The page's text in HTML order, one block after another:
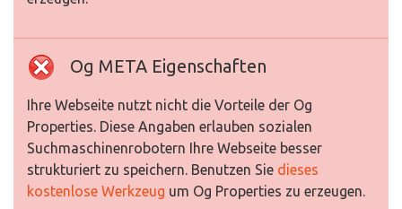
Og META Eigenschaften
Ihre Webseite nutzt nicht die Vorteile der Og
Properties. Diese Angaben erlauben sozialen
Suchmaschinenrobotern Ihre Webseite besser
strukturiert zu speichern. Benutzen Sie dieses
kostenlose Werkzeug um Og Properties zu erzeugen.